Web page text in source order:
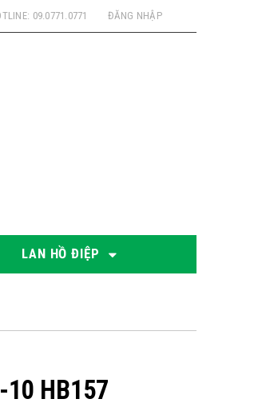
ĐĂNG NHẬP
09.0771.0771
LAN HỒ ĐIỆP
10 HB157